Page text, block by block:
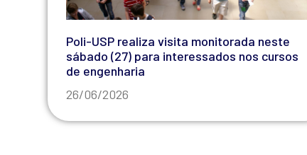
Poli-USP realiza visita monitorada neste
sábado (27) para interessados nos cursos
de engenharia
26/06/2026